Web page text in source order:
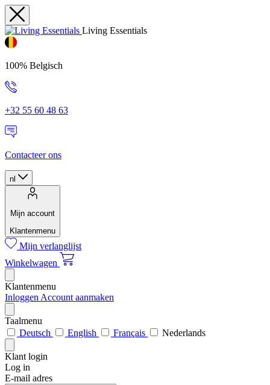
Living Essentials
100% Belgisch
+32 55 60 48 63
Contacteer ons
nl
Mijn account
Klantenmenu
Mijn verlanglijst
Winkelwagen
Klantenmenu
Inloggen Account aanmaken
Taalmenu
Deutsch
English Français Nederlands
Klant login
Log in
E-mail adres